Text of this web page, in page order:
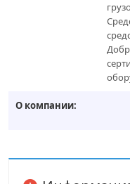
О компании: